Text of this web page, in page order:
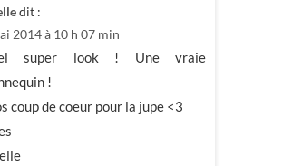
dit :
2014 à 10 h 07 min
super look ! Une vraie
!
coup de coeur pour la jupe <3